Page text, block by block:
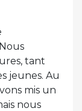
tant
jeunes. Au
mis un
nous